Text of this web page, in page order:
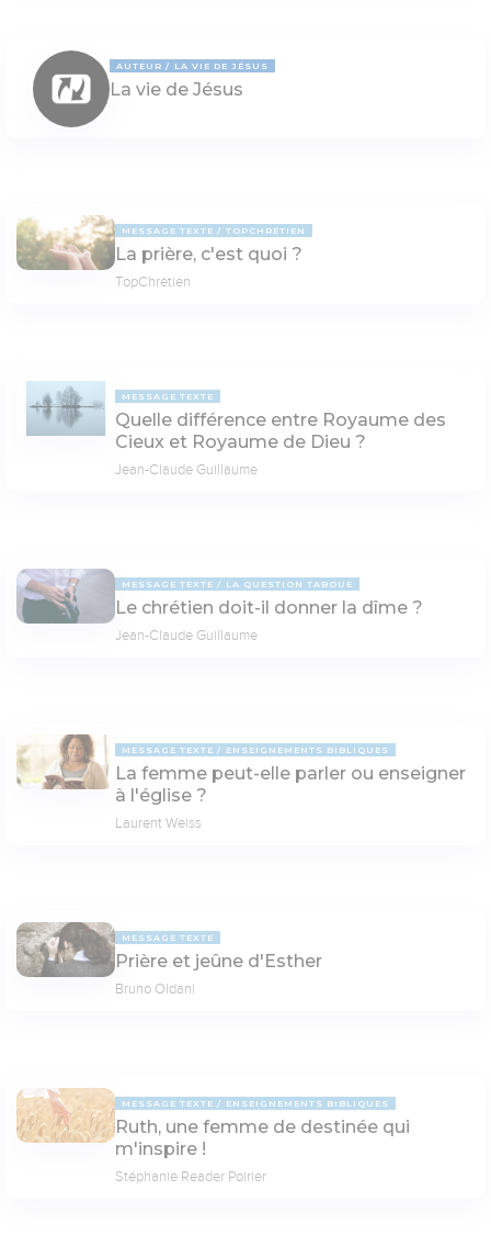
AUTEUR LA VIE DE JÉSUS
La vie de Jésus
MESSAGE TEXTE TOPCHRÉTIEN
La prière, c'est quoi ?
TopChrétien
MESSAGE TEXTE
Quelle différence entre Royaume des
Cieux et Royaume de Dieu ?
Jean-Claude Guillaume
MESSAGE TEXTE LA QUESTION TABOUE
Le chrétien doit-il donner la dîme ?
Jean-Claude Guillaume
MESSAGE TEXTE ENSEIGNEMENTS BIBLIQUES
La femme peut-elle parler ou enseigner
à l'église ?
Laurent Weiss
MESSAGE TEXTE
Prière et jeûne d'Esther
Bruno Oldani
MESSAGE TEXTE ENSEIGNEMENTS BIBLIQUES
Ruth, une femme de destinée qui
m'inspire !
Stéphanie Reader Poirier